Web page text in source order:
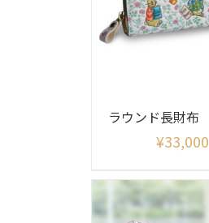
¥33,000